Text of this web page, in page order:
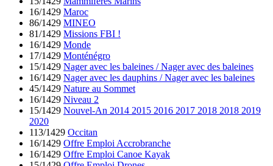
16/1429 Maroc
86/1429 MINEO
81/1429 Missions FBI !
16/1429 Monde
17/1429 Monténégro
15/1429 Nager avec les baleines / Nager avec des baleines
16/1429 Nager avec les dauphins / Nager avec les baleines
45/1429 Nature au Sommet
16/1429 Niveau 2
15/1429 Nouvel-An 2014 2015 2016 2017 2018 2018 2019
2020
113/1429 Occitan
16/1429 Offre Emploi Accrobranche
16/1429 Offre Emploi Canoe Kayak